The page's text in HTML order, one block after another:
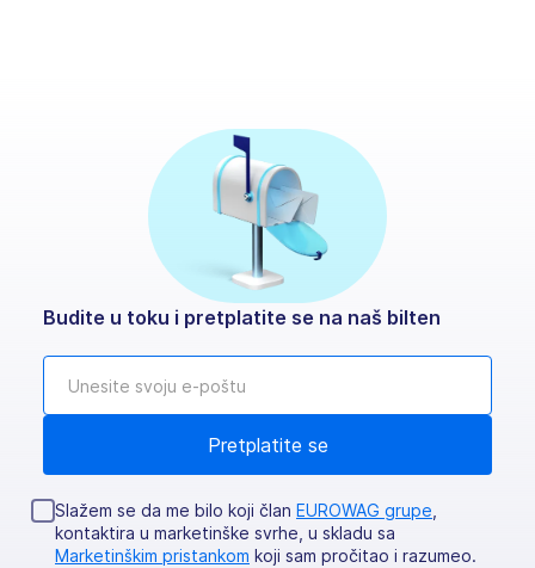
Budite u toku i pretplatite se na naš bilten
Slažem se da me bilo koji član EUROWAG grupe
kontaktira u marketinške svrhe, u skladu sa
Marketinškim pristankom koji sam pročitao i razumeo.